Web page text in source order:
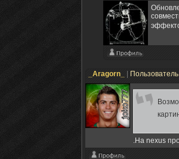
_Aragorn_
.На nexus